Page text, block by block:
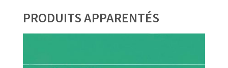
PRODUITS APPARENTÉS